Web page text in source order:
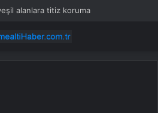
alanlara titiz koruma